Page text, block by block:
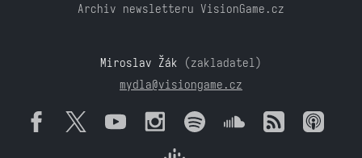
Archiv newsletteru VisionGame.cz
Miroslav Žák (zakladatel)
mydla@visiongame.cz